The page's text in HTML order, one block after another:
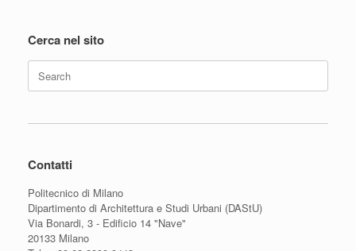
Cerca nel sito
Search
for:
Contatti
Politecnico di Milano
Dipartimento di Architettura e Studi Urbani (DAStU)
Via Bonardi, 3 - Edificio 14 "Nave"
20133 Milano